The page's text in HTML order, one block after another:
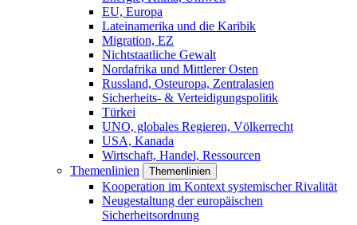
EU, Europa
Lateinamerika und die Karibik
Migration, EZ
Nichtstaatliche Gewalt
Nordafrika und Mittlerer Osten
Russland, Osteuropa, Zentralasien
Sicherheits- & Verteidigungspolitik
Türkei
UNO, globales Regieren, Völkerrecht
USA, Kanada
Wirtschaft, Handel, Ressourcen
Themenlinien
Themenlinien
Kooperation im Kontext systemischer Rivalität
Neugestaltung der europäischen
Sicherheitsordnung